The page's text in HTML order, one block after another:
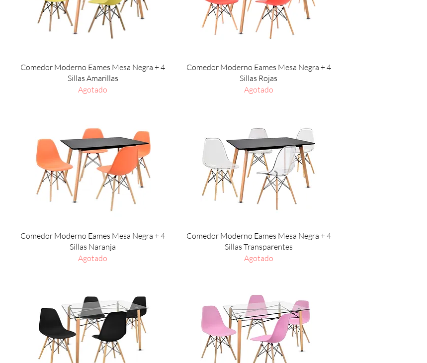
Vista rápida
Comedor Moderno Eames Mesa Negra + 4
Sillas Amarillas
Agotado
Vista rápida
Comedor Moderno Eames Mesa Negra + 4
Sillas Rojas
Agotado
Vista rápida
Comedor Moderno Eames Mesa Negra + 4
Sillas Naranja
Agotado
Vista rápida
Comedor Moderno Eames Mesa Negra + 4
Sillas Transparentes
Agotado